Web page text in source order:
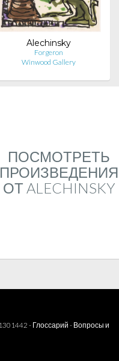
Alechinsky
Forgeron
Winwood Gallery
ПОСМОТРЕТЬ
ПРОИЗВЕДЕНИЯ
ОТ ALECHINSKY
- Глоссарий - Вопросы и